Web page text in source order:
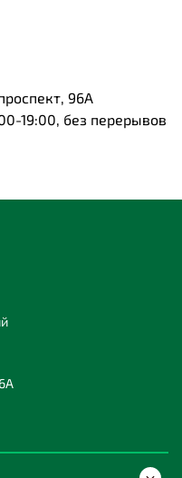
96А
19:00, без перерывов